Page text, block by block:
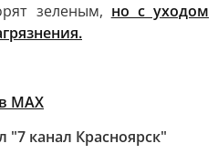
зеленым, но с уходом
MAX
"7 канал Красноярск"